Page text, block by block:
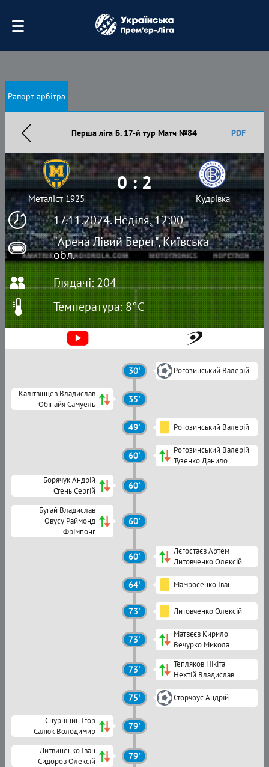
Рапорт арбітра
Перша ліга Б. 17-й тур Матч №84 PDF
17.11.2024. Неділя, 12:00
"Арена Лівий Берег", Київська
обл.
Металіст 1925
0 : 2
Кудрівка
Глядачі: 204
Температура: 8°C
30' Рогозинський Валерій
Калітвінцев Владислав
Обінайя Самуель
35'
49' Рогозинський Валерій
60'
Рогозинський Валерій
Тузенко Данило
Борячук Андрій
Стень Сергій
60'
Бугай Владислав
Овусу Раймонд
Фрімпонг
60'
60'
Лєгостаєв Артем
Литовченко Олексій
64' Мамросенко Іван
73' Литовченко Олексій
73'
Матвєєв Кирило
Вечурко Микола
73'
Тепляков Нікіта
Нехтій Владислав
75' Сторчоус Андрій
Снурніцин Ігор
Салюк Володимир
79'
Литвиненко Іван
Сидоров Олексій
79'